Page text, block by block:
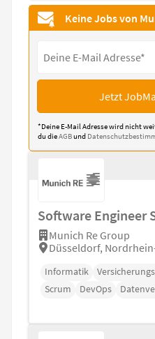
Keine Jobs von
Jetzt
*Deine E-Mail Adresse wird nicht
du dieAGBund
Software Engineer
Munich Re Group
Düsseldorf,
Informatik
Scrum
DevOps